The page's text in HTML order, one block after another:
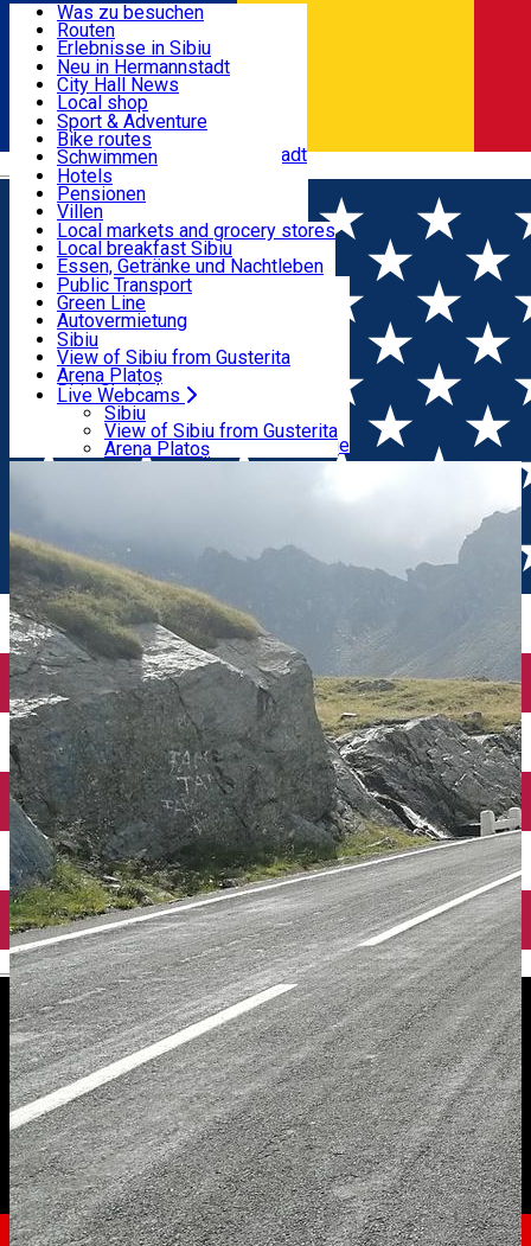
Română
English
Nützliche informationen
Aktivitäten & Abenteuer
Unterkunft
Essen, Getränke & Nachtleben
Transport & Parken
Live Webcams
Was zu besuchen
Routen
Erlebnisse in Sibiu
Podcast
Kultur
Museen
Kirchen
Parks, Zoo
Im Umkreis von Hermannstadt
Neu in Hermannstadt
City Hall News
Local shop
Sibiu Handwerker
Sibiul Verde
Public services
Bildung
Wie komme ich nach Sibiu?
Touristeninfo
Reiseführer
Guided tours
Local publication
Schönheitssalon
Sport & Adventure
Bike routes
Schwimmen
Reiten
Fitnessstudio
Loc de joacă indoor
Loc de joacă outdoor
Ski
Eislaufen
Yoga
Hotels
Pensionen
Villen
Hostels
Motels
Camping
Zimmer zu vermieten
Wohnungen
Unterkunft außerhalb von Sibiu
Local markets and grocery stores
Local breakfast Sibiu
Essen, Getränke und Nachtleben
Pizza
Fast Food
Kaffeestube
Konditorei
Pub, Bar
Nachtclubs
Bäckerei
Public Transport
Green Line
Autovermietung
Fahrad verleih
Scooter rentals
Taxi
Ride Sharing
Park-Tickets
Parkplätze
Ladestationen für Elektrofahrzeuge
Sibiu
View of Sibiu from Gusterita
Arena Platoș
Live Webcams
Sibiu
View of Sibiu from Gusterita
Arena Platoș
Home Tur ghidat
Excursie de o zi in Sibiu si
imprejurimi